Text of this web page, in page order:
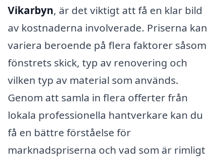
Vikarbyn, är det viktigt att få en klar bild
av kostnaderna involverade. Priserna kan
variera beroende på flera faktorer såsom
fönstrets skick, typ av renovering och
vilken typ av material som används.
Genom att samla in flera offerter från
lokala professionella hantverkare kan du
få en bättre förståelse för
marknadspriserna och vad som är rimligt